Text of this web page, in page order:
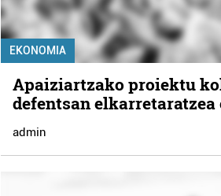
EKONOMIA
Apaiziartzako proiektu
defentsan elkarretaratzea
admin